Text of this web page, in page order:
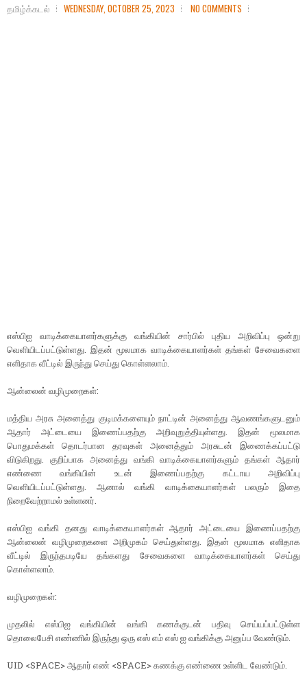
தமிழ்க்கடல் WEDNESDAY, OCTOBER 25, 2023 NO COMMENTS
எஸ்பிஐ வாடிக்கையாளர்களுக்கு வங்கியின் சார்பில் புதிய அறிவிப்பு ஒன்று
வெளியிடப்பட்டுள்ளது. இதன் மூலமாக வாடிக்கையாளர்கள் தங்கள் சேவைகளை
எளிதாக வீட்டில் இருந்து செய்து கொள்ளலாம்.
ஆன்லைன் வழிமுறைகள்:
மத்திய அரசு அனைத்து குடிமக்களையும் நாட்டின் அனைத்து ஆவணங்களுடனும்
ஆதார் அட்டையை இணைப்பதற்கு அறிவுறுத்தியுள்ளது. இதன் மூலமாக
பொதுமக்கள் தொடர்பான தரவுகள் அனைத்தும் அரசுடன் இணைக்கப்பட்டு
விடுகிறது. குறிப்பாக அனைத்து வங்கி வாடிக்கையாளர்களும் தங்கள் ஆதார்
எண்ணை வங்கியின் உடன் இணைப்பதற்கு கட்டாய அறிவிப்பு
வெளியிடப்பட்டுள்ளது. ஆனால் வங்கி வாடிக்கையாளர்கள் பலரும் இதை
நிறைவேற்றாமல் உள்ளனர்.
எஸ்பிஐ வங்கி தனது வாடிக்கையாளர்கள் ஆதார் அட்டையை இணைப்பதற்கு
ஆன்லைன் வழிமுறைகளை அறிமுகம் செய்துள்ளது. இதன் மூலமாக எளிதாக
வீட்டில் இருந்தபடியே தங்களது சேவைகளை வாடிக்கையாளர்கள் செய்து
கொள்ளலாம்.
வழிமுறைகள்:
முதலில் எஸ்பிஐ வங்கியின் வங்கி கணக்குடன் பதிவு செய்யப்பட்டுள்ள
தொலைபேசி எண்ணில் இருந்து ஒரு எஸ் எம் எஸ் ஐ வங்கிக்கு அனுப்ப வேண்டும்.
UID <SPACE> ஆதார் எண் <SPACE> கணக்கு எண்ணை உள்ளிட வேண்டும்.